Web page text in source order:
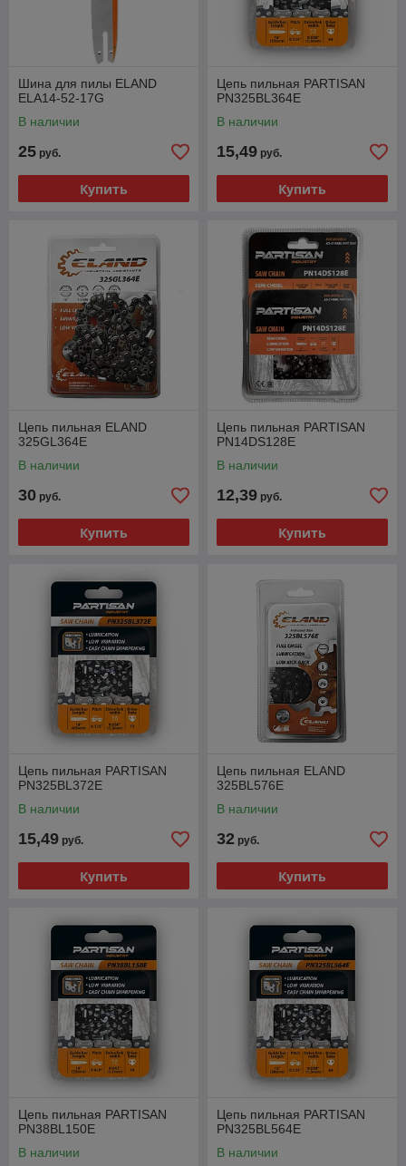
Шина для пилы ELAND
ELA14-52-17G
В наличии
25 руб.
Купить
Цепь пильная PARTISAN
PN325BL364E
В наличии
15,49 руб.
Купить
Цепь пильная ELAND
325GL364E
В наличии
30 руб.
Купить
Цепь пильная PARTISAN
PN14DS128E
В наличии
12,39 руб.
Купить
Цепь пильная PARTISAN
PN325BL372E
В наличии
15,49 руб.
Купить
Цепь пильная ELAND
325BL576E
В наличии
32 руб.
Купить
Цепь пильная PARTISAN
PN38BL150E
В наличии
Цепь пильная PARTISAN
PN325BL564E
В наличии